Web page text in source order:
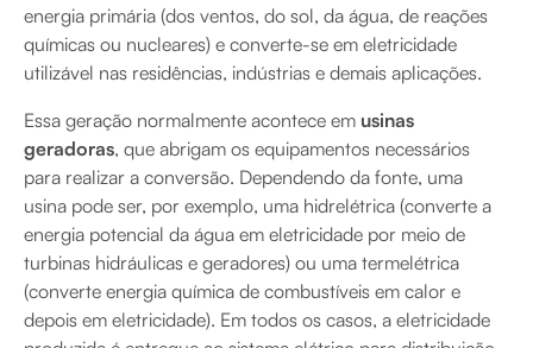
energia primária (dos ventos, do sol, da água, de reações
químicas ou nucleares) e converte-se em eletricidade
utilizável nas residências, indústrias e demais aplicações.
Essa geração normalmente acontece em usinas
geradoras, que abrigam os equipamentos necessários
para realizar a conversão. Dependendo da fonte, uma
usina pode ser, por exemplo, uma hidrelétrica (converte a
energia potencial da água em eletricidade por meio de
turbinas hidráulicas e geradores) ou uma termelétrica
(converte energia química de combustíveis em calor e
depois em eletricidade). Em todos os casos, a eletricidade